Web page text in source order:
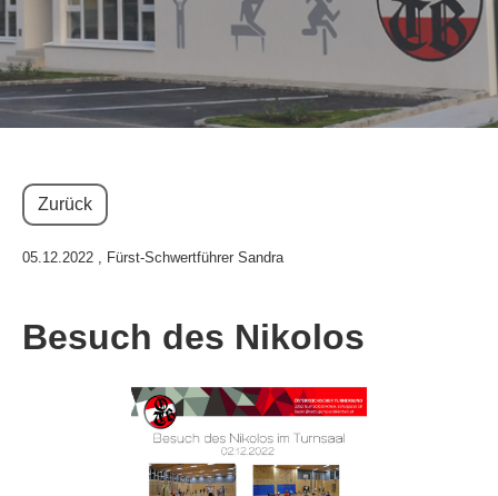
Zurück
05.12.2022 , Fürst-Schwertführer Sandra
Besuch des Nikolos